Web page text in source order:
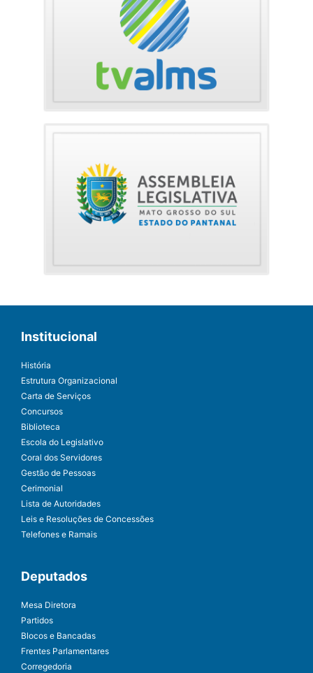
Institucional
História
Estrutura Organizacional
Carta de Serviços
Concursos
Biblioteca
Escola do Legislativo
Coral dos Servidores
Gestão de Pessoas
Cerimonial
Lista de Autoridades
Leis e Resoluções de Concessões
Telefones e Ramais
Deputados
Mesa Diretora
Partidos
Blocos e Bancadas
Frentes Parlamentares
Corregedoria